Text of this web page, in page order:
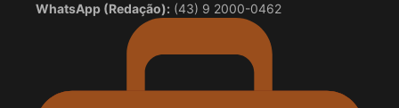
WhatsApp (Redação): (43) 9 2000-0462